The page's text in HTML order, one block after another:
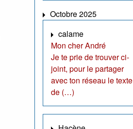
Octobre 2025
calame
Mon cher André
Je te prie de trouver ci-
joint, pour le partager
avec ton réseau le texte
de (…)